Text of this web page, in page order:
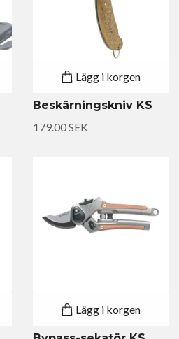
Lägg i korgen
Beskärningskniv KS
179.00 SEK
Lägg i korgen